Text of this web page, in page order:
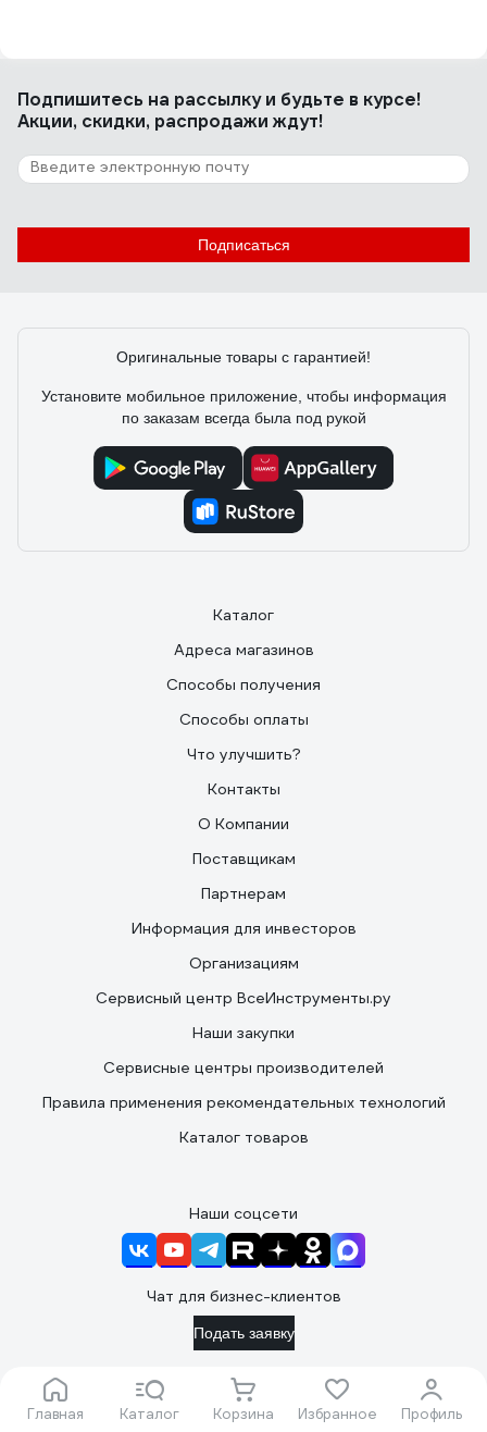
Главная Каталог Корзина Избранное Профиль
Подпишитесь на рассылкуи будьте в курсе!
Акции, скидки, распродажи ждут!
Подписаться
Оригинальные товары с гарантией!
Установите мобильное приложение, чтобы информация
по заказам всегда была под рукой
Каталог
Адреса магазинов
Способы получения
Способы оплаты
Что улучшить?
Контакты
О Компании
Поставщикам
Партнерам
Информация для инвесторов
Организациям
Сервисный центр ВсеИнструменты.ру
Наши закупки
Сервисные центры производителей
Правила применения рекомендательных технологий
Каталог товаров
Наши соцсети
Чат для бизнес-клиентов
Подать заявку
Вы принимаете условия
политики в отношении обработки
персональных данных
пользовательского соглашения
каждый раз, когда оставляете свои данные в любой форме